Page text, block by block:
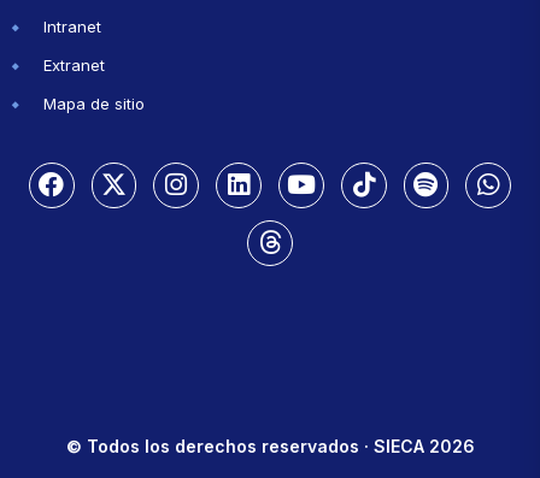
Intranet
Extranet
Mapa de sitio
© Todos los derechos reservados · SIECA 2026